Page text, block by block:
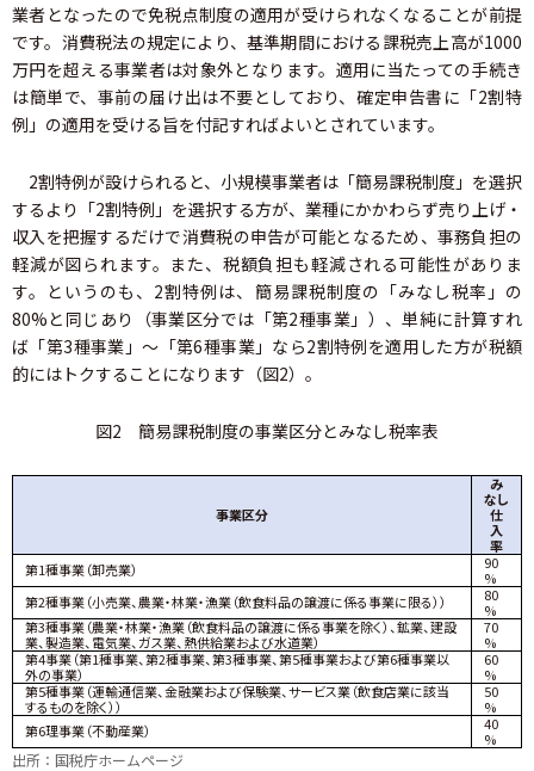
業者となったので免税点制度の適用が受けられなくなることが前提
です。消費税法の規定により、基準期間における課税売上高が1000
万円を超える事業者は対象外となります。適用に当たっての手続き
は簡単で、事前の届け出は不要としており、確定申告書に「2割特
例」の適用を受ける旨を付記すればよいとされています。
2割特例が設けられると、小規模事業者は「簡易課税制度」を選択
するより「2割特例」を選択する方が、業種にかかわらず売り上げ・
収入を把握するだけで消費税の申告が可能となるため、事務負担の
軽減が図られます。また、税額負担も軽減される可能性がありま
す。というのも、2割特例は、簡易課税制度の「みなし税率」の
80%と同じあり（事業区分では「第2種事業」）、単純に計算すれ
ば「第3種事業」～「第6種事業」なら2割特例を適用した方が税額
的にはトクすることになります（図2）。
図2 簡易課税制度の事業区分とみなし税率表
事業区分
み
なし
仕
入
率
第1種事業（卸売業）
90
%
第2種事業（小売業、農業・林業・漁業（飲食料品の譲渡に係る事業に限る））
80
%
第3種事業（農業・林業・漁業（飲食料品の譲渡に係る事業を除く）、鉱業、建設
業、製造業、電気業、ガス業、熱供給業および水道業）
70
%
第4事業（第1種事業、第2種事業、第3種事業、第5種事業および第6種事業以
外の事業）
60
%
第5種事業（運輸通信業、金融業および保験業、サービス業（飲食店業に該当
するものを除く））
50
%
第6理事業（不動産業）
40
%
出所：国税庁ホームページ